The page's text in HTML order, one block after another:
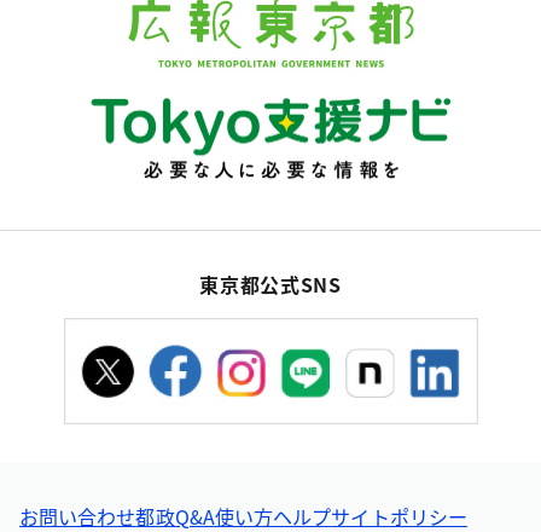
東京都公式SNS
お問い合わせ都政Q&A使い方ヘルプサイトポリシー